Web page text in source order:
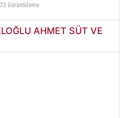
Görüntüleme
AHMET SÜT VE